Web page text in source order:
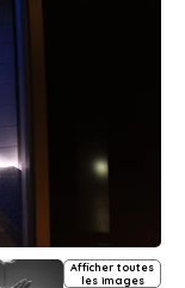
Afficher toutes
les images